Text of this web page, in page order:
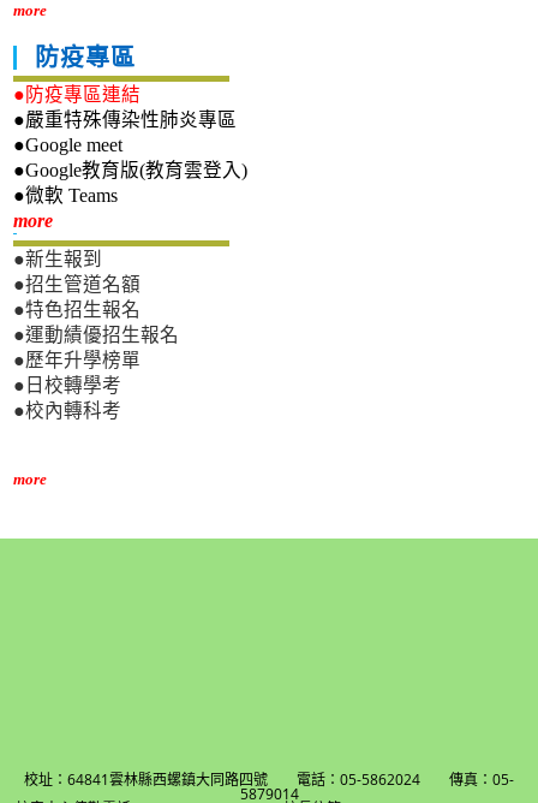
more
防疫專區
●防疫專區連結
●嚴重特殊傳染性肺炎專區
●Google meet
●Google教育版(教育雲登入)
●微軟 Teams
more新生專區
●新生報到
●招生管道名額
●特色招生報名
●運動績優招生報名
●歷年升學榜單
●日校轉學考
●校內轉科考
more
校址：64841雲林縣西螺鎮大同路四號 電話：05-5862024 傳真：05-
5879014